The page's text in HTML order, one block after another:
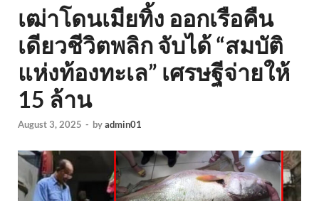
เฒ่าโดนเมียทิ้ง ออกเรือคืน
เดียวชีวิตพลิก จับได้ “สมบัติ
แห่งท้องทะเล” เศรษฐีจ่ายให้
15 ล้าน
August 3, 2025 - byadmin01